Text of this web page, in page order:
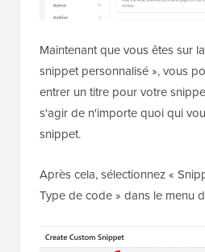
Maintenant que vous êtes sur
snippet personnalisé », vous
entrer un titre pour votre
s'agir de n'importe quoi qui
snippet.
Après cela, sélectionnez «
Type de code » dans le menu